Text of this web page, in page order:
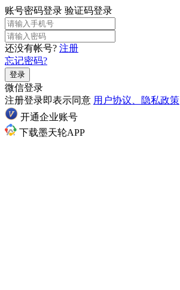
账号密码登录 验证码登录
还没有帐号? 注册
忘记密码?
登录
微信登录
注册登录即表示同意 用户协议、隐私政策
开通企业账号
下载墨天轮APP